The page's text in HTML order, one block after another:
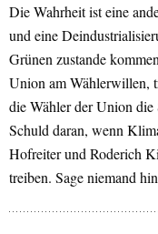
Die Wahrheit ist eine
und eine
Grünen zustande
Union am Wählerwillen,
die Wähler der Union
Schuld daran, wenn
Hofreiter und Roderich
treiben. Sage niemand